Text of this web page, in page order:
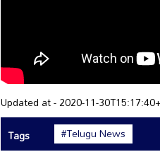
Updated at - 2020-11-
Tags
#Telugu News